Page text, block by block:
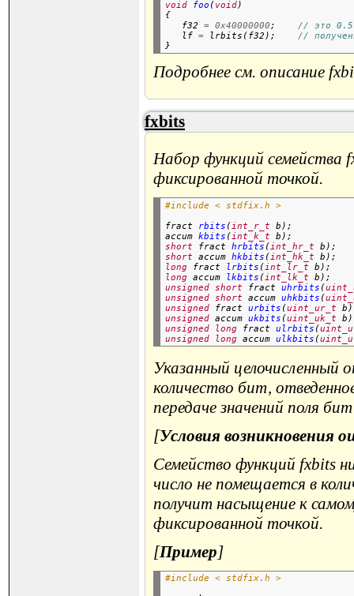
void foo (void)
{
   f32
= 0x40000000; // это 0.5
   lf
= lrbits(f32); //
Подробнее см. описание
fxbits
Набор функций семейства
фиксированной точкой.
#include < stdfix.h >
fract rbits (int_r_t
b);
accum kbits (int_k_t
b);
short
fract hrbits (int_hr_t
b);
short
accum hkbits (int_hk_t
b);
long
fract lrbits (int_lr_t
b);
long
accum lkbits (int_lk_t
b);
unsigned
short fract uhrbits (
unsigned
short accum uhkbits (
unsigned fract urbits (uint_ur_t
unsigned accum ukbits (uint_uk_t
unsigned
long fract ulrbits (
unsigned
long accum ulkbits (
Указанный целочисленный
количество бит,
передаче значений поля
[Условия возникновения
Семейство функций fxbits
число не помещается в
получит насыщение к
фиксированной точкой.
[Пример]
#include < stdfix.h >